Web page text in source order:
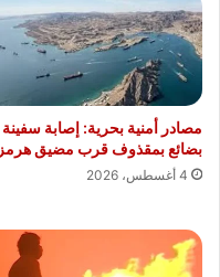
مصادر أمنية بحرية: إصابة سفينة
بضائع بمقذوف قرب مضيق هرمز
4 أغسطس، 2026